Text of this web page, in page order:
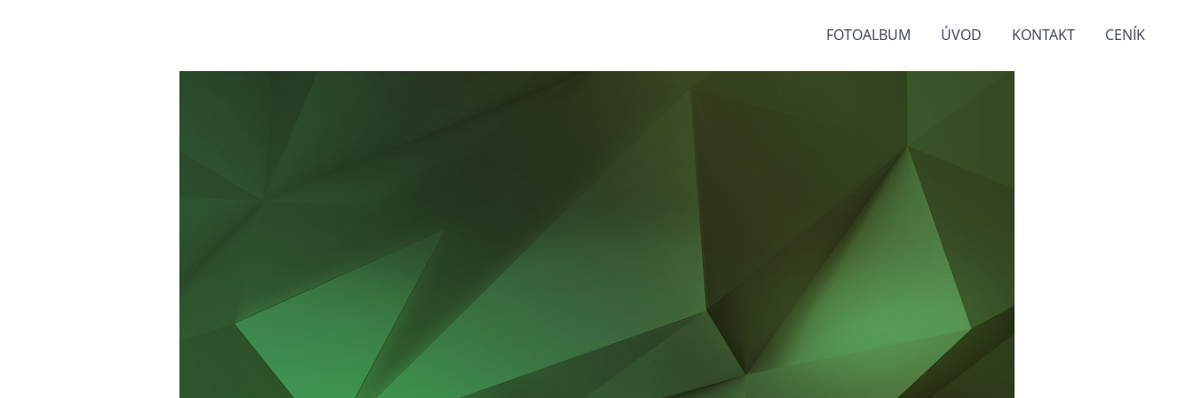
FOTOALBUM ÚVOD KONTAKT CENÍK